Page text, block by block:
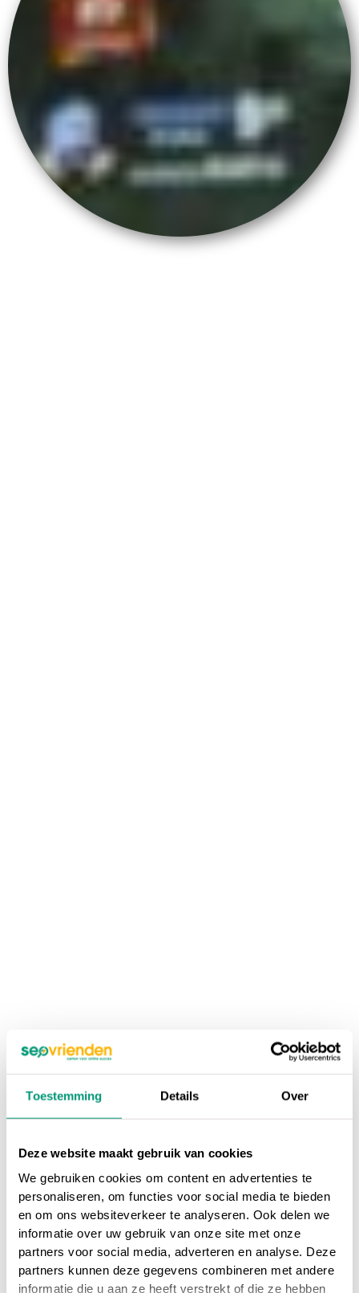
Toestemming Details Over
Deze website maakt gebruik van cookies
We gebruiken cookies om content en advertenties te
personaliseren, om functies voor social media te bieden
en om ons websiteverkeer te analyseren. Ook delen we
informatie over uw gebruik van onze site met onze
partners voor social media, adverteren en analyse. Deze
partners kunnen deze gegevens combineren met andere
informatie die u aan ze heeft verstrekt of die ze hebben